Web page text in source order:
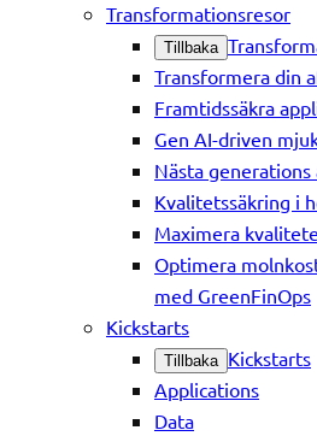
Transformationsresor
Tillbaka
Transformera din
Framtidssäkra
Gen AI-driven
Nästa
Kvalitetssäkring i
Maximera
Optimera
med GreenFinOps
Kickstarts
Tillbaka Kickstarts
Applications
Data